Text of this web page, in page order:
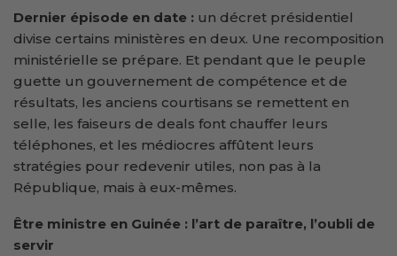
Dernier épisode en date : un décret présidentiel
divise certains ministères en deux. Une recomposition
ministérielle se prépare. Et pendant que le peuple
guette un gouvernement de compétence et de
résultats, les anciens courtisans se remettent en
selle, les faiseurs de deals font chauffer leurs
téléphones, et les médiocres affûtent leurs
stratégies pour redevenir utiles, non pas à la
République, mais à eux-mêmes.
Être ministre en Guinée : l’art de paraître, l’oubli de
servir